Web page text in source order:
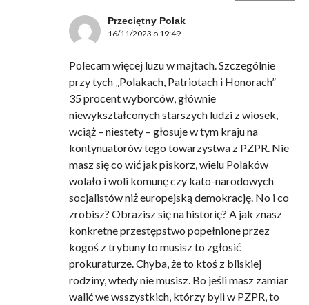
Przeciętny Polak
16/11/2023 o 19:49
Polecam więcej luzu w majtach. Szczególnie
przy tych „Polakach, Patriotach i Honorach”
35 procent wyborców, głównie
niewykształconych starszych ludzi z wiosek,
wciąż – niestety – głosuje w tym kraju na
kontynuatorów tego towarzystwa z PZPR. Nie
masz się co wić jak piskorz, wielu Polaków
wolało i woli komunę czy kato-narodowych
socjalistów niż europejską demokrację. No i co
zrobisz? Obrazisz się na historię? A jak znasz
konkretne przestępstwo popełnione przez
kogoś z trybuny to musisz to zgłosić
prokuraturze. Chyba, że to ktoś z bliskiej
rodziny, wtedy nie musisz. Bo jeśli masz zamiar
walić we wsszystkich, którzy byli w PZPR, to